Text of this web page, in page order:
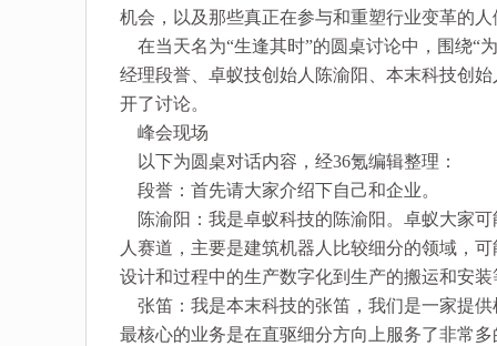
机会，以及那些真正在参与和重塑行业变革的人
在当天名为“生逢其时”的圆桌讨论中，围绕“
经理段誉、卓蚁技创始人陈渝阳、本末科技创
开了讨论。
峰会现场
以下为圆桌对话内容，经36氪编辑整理：
段誉：首先请大家介绍下自己和企业。
陈渝阳：我是卓蚁科技的陈渝阳。卓蚁大家
人赛道，主要是建筑机器人比较细分的领域，
设计和过程中的生产数字化到生产的搬运和安
张笛：我是本末科技的张笛，我们是一家提
最核心的业务是在直驱细分方向上服务了非常